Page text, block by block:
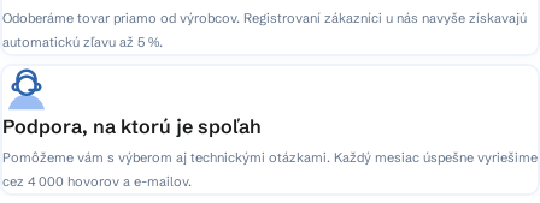
Odoberáme tovar priamo od výrobcov. Registrovaní zákazníci u nás navyše získavajú
automatickú zľavu až 5 %.
Podpora, na ktorú je spoľah
Pomôžeme vám s výberom aj technickými otázkami. Každý mesiac úspešne vyriešime
cez 4 000 hovorov a e-mailov.